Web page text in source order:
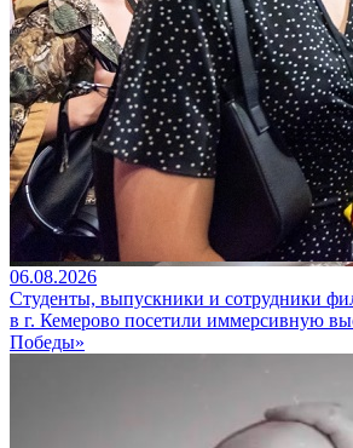
06.08.2026
Студенты, выпускники и сотрудники
в г. Кемерово посетили иммерсивную
Победы»